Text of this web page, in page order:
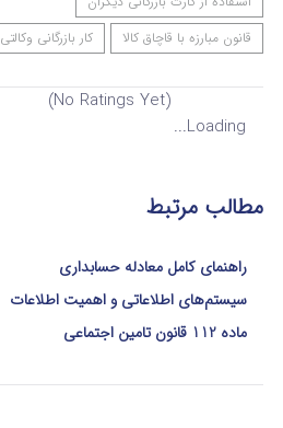
قانون مبارزه با قاچاق کالا
کار بازرگانی وکالتی
(No Ratings Yet)
Loading...
مطالب مرتبط
راهنمای کامل معادله حسابداری
سیستم‌های اطلاعاتی و اهمیت اطلاعات
ماده 112 قانون تامین اجتماعی